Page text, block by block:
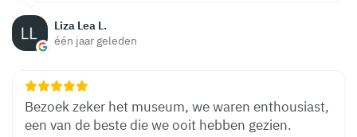
Liza Lea L.
één jaar geleden
Bezoek zeker het museum, we waren enthousiast,
een van de beste die we ooit hebben gezien.